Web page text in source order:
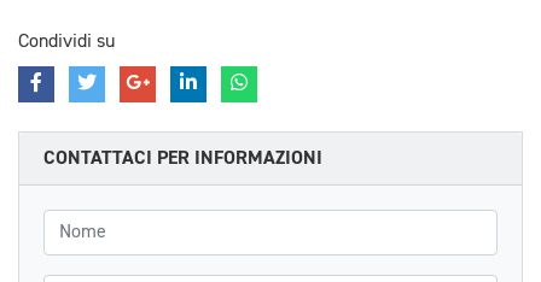
Condividi su
CONTATTACI PER INFORMAZIONI
Nome